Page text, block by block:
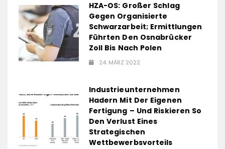
HZA-OS: Großer Schlag
Gegen Organisierte
Schwarzarbeit; Ermittlungen
Führten Den Osnabrücker
Zoll Bis Nach Polen
24. MÄRZ 2022
Industrieunternehmen
Hadern Mit Der Eigenen
Fertigung – Und Riskieren So
Den Verlust Eines
Strategischen
Wettbewerbsvorteils